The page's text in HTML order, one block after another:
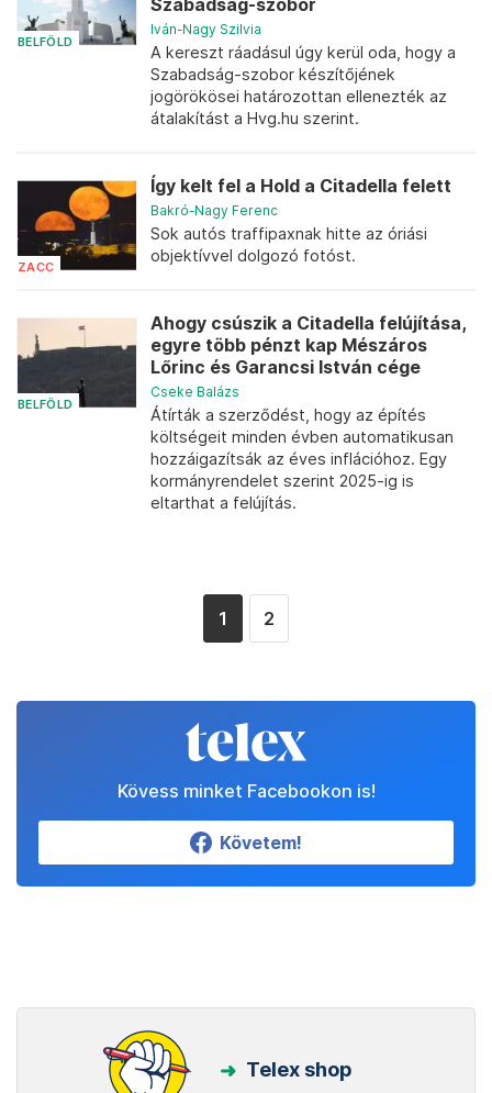
BELFÖLD
Szabadság-szobor
Iván-Nagy Szilvia
A kereszt ráadásul úgy kerül oda, hogy a
Szabadság-szobor készítőjének
jogörökösei határozottan ellenezték az
átalakítást a Hvg.hu szerint.
ZACC
Így kelt fel a Hold a Citadella felett
Bakró-Nagy Ferenc
Sok autós traffipaxnak hitte az óriási
objektívvel dolgozó fotóst.
BELFÖLD
Ahogy csúszik a Citadella felújítása,
egyre több pénzt kap Mészáros
Lőrinc és Garancsi István cége
Cseke Balázs
Átírták a szerződést, hogy az építés
költségeit minden évben automatikusan
hozzáigazítsák az éves inflációhoz. Egy
kormányrendelet szerint 2025-ig is
eltarthat a felújítás.
1 2
Kövess minket Facebookon is!
Követem!
Telex shop